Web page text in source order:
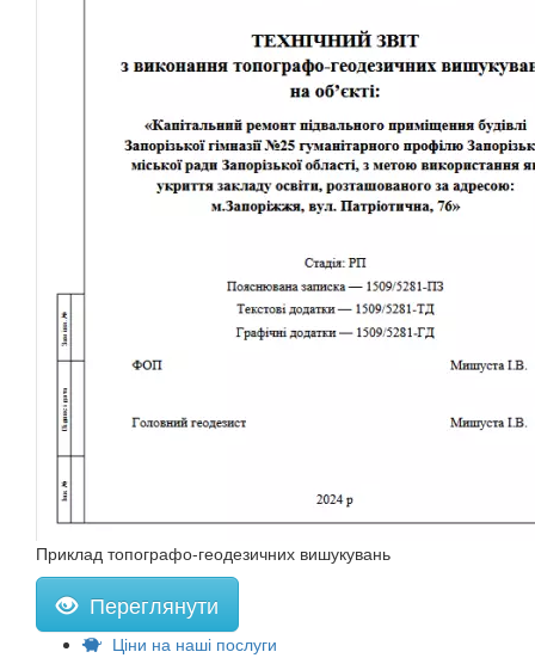
Приклад топографо-геодезичних вишукувань
Переглянути
Ціни на наші послуги